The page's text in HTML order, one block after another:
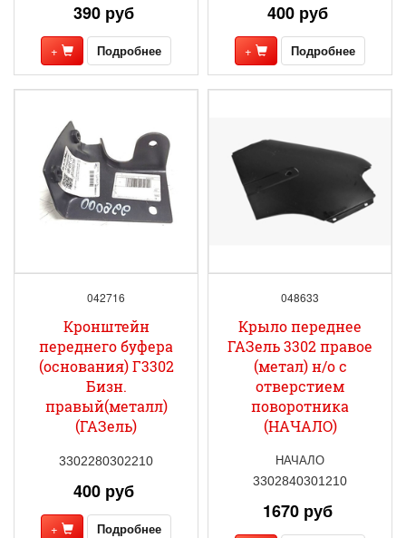
390 руб
+ Подробнее
400 руб
+ Подробнее
042716
Кронштейн
переднего буфера
(основания) Г3302
Бизн.
правый(металл)
(ГАЗель)
3302280302210
400 руб
+ Подробнее
048633
Крыло переднее
ГАЗель 3302 правое
(метал) н/о с
отверстием
поворотника
(НАЧАЛО)
НАЧАЛО
3302840301210
1670 руб